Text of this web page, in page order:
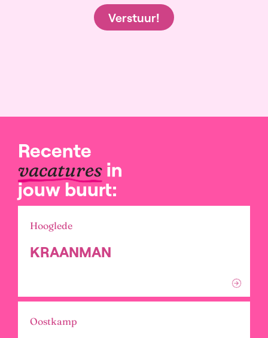
Verstuur!
Recente
vacatures in
jouw buurt:
Hooglede
KRAANMAN
Oostkamp